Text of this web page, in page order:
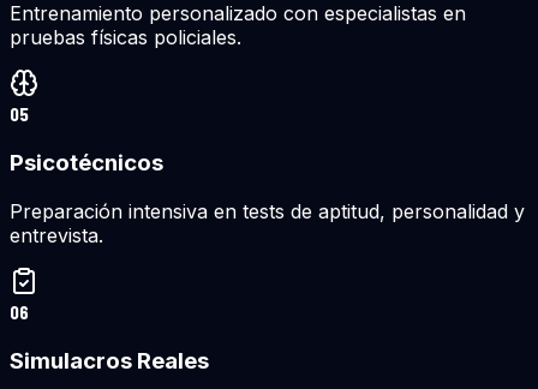
Entrenamiento personalizado con especialistas en
pruebas físicas policiales.
05
Psicotécnicos
Preparación intensiva en tests de aptitud, personalidad y
entrevista.
06
Simulacros Reales